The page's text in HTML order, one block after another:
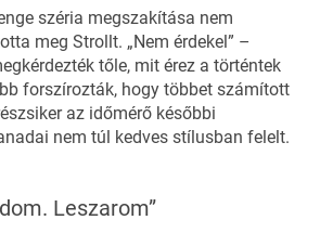
széria megszakítása nem
meg Strollt. „Nem érdekel” –
tőle, mit érez a történtek
forszírozták, hogy többet számított
az időmérő későbbi
nem túl kedves stílusban felelt.
Leszarom”